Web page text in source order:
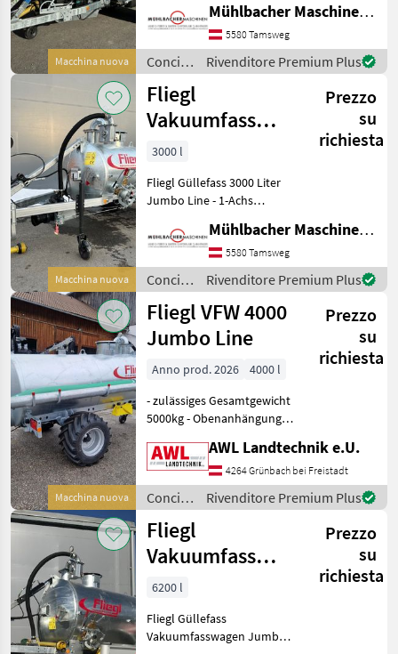
Macchina nuova
Fahrgestell - gekröpfte
Achse - zul. Gesamtgewicht
7.000kg (entspricht 6.000kg
Achslast zzgl. 1.0
Mühlbacher Maschinen GmbH
5580 Tamsweg
Concimazione
e
irrigazione
/ Fliegl
Rivenditore Premium Plus
Macchina nuova
Fliegl
Vakuumfass
3000l Jumbo
Line Güllefass
Prezzo
su
richiesta
3000 l
Fliegl Güllefass 3000 Liter
Jumbo Line - 1-Achs
Gesamtgewicht 5.000kg
(4.000kg Achslast zzgl.
1.000kg Stützlast) -
verstellbare Zugdeichsel O
Mühlbacher Maschinen GmbH
5580 Tamsweg
Concimazione
e
irrigazione
/ Fliegl
Rivenditore Premium Plus
Macchina nuova
Fliegl VFW 4000
Jumbo Line
Prezzo
su
richiesta
Anno prod. 2026
4000 l
- zulässiges Gesamtgewicht
5000kg - Obenanhängung
hydraulische Bremse -
klappbares Stützrad -
Bereifung 19/45-17 AS-Profil
- Kompressor 50
AWL Landtechnik e.U.
4264 Grünbach bei Freistadt
Concimazione
e
irrigazione
/ Fliegl
Rivenditore Premium Plus
Fliegl
Vakuumfass
6200l Jumbo
Line Güllefass
Prezzo
su
richiesta
6200 l
Fliegl Güllefass
Vakuumfasswagen Jumbo